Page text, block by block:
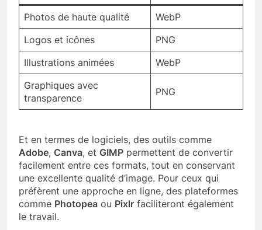
Photos de haute qualité
WebP
Logos et icônes
PNG
Illustrations animées
WebP
Graphiques avec
transparence
PNG
Et en termes de logiciels, des outils comme
Adobe, Canva, et GIMP permettent de convertir
facilement entre ces formats, tout en conservant
une excellente qualité d’image. Pour ceux qui
préfèrent une approche en ligne, des plateformes
comme Photopea ou Pixlr faciliteront également
le travail.